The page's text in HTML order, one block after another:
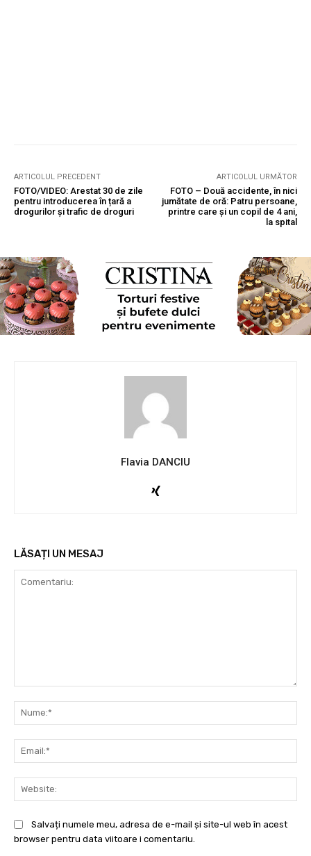
ARTICOLUL PRECEDENT
FOTO/VIDEO: Arestat 30 de zile
pentru introducerea în țară a
drogurilor și trafic de droguri
ARTICOLUL URMĂTOR
FOTO – Două accidente, în nici
jumătate de oră: Patru persoane,
printre care și un copil de 4 ani,
la spital
Flavia DANCIU
LĂSAȚI UN MESAJ
Salvați numele meu, adresa de e-mail și site-ul web în acest
browser pentru data viitoare i comentariu.